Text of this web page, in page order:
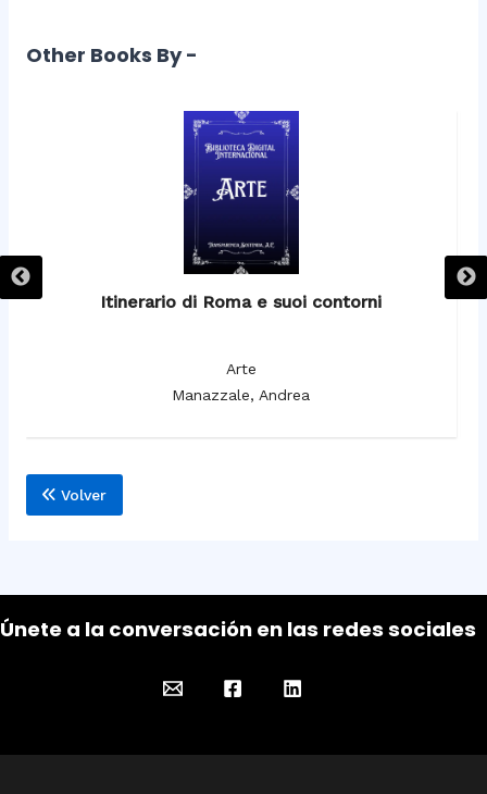
Other Books By -
Itinerario di Roma e suoi contorni
Arte
Manazzale, Andrea
Volver
Únete a la conversación en las redes sociales